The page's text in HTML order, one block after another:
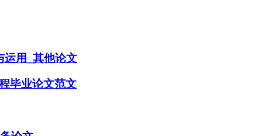
运用_其他论文
毕业论文范文